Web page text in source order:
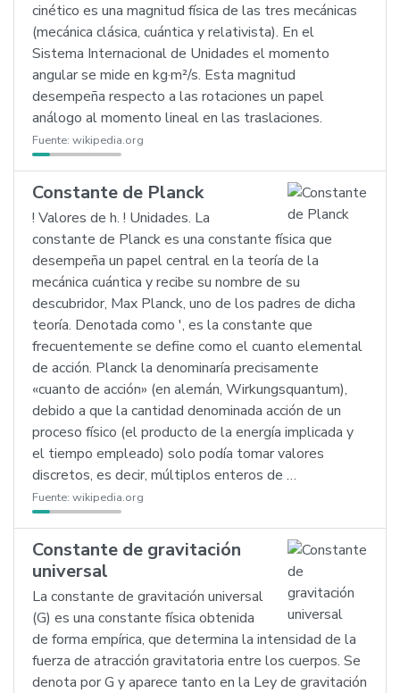
cinético es una magnitud física de las tres mecánicas
(mecánica clásica, cuántica y relativista). En el
Sistema Internacional de Unidades el momento
angular se mide en kg·m²/s. Esta magnitud
desempeña respecto a las rotaciones un papel
análogo al momento lineal en las traslaciones.
Fuente: wikipedia.org
Constante de Planck
! Valores de h. ! Unidades. La
constante de Planck es una constante física que
desempeña un papel central en la teoría de la
mecánica cuántica y recibe su nombre de su
descubridor, Max Planck, uno de los padres de dicha
teoría. Denotada como ', es la constante que
frecuentemente se define como el cuanto elemental
de acción. Planck la denominaría precisamente
«cuanto de acción» (en alemán, Wirkungsquantum),
debido a que la cantidad denominada acción de un
proceso físico (el producto de la energía implicada y
el tiempo empleado) solo podía tomar valores
discretos, es decir, múltiplos enteros de …
Fuente: wikipedia.org
Constante de gravitación
universal
La constante de gravitación universal
(G) es una constante física obtenida
de forma empírica, que determina la intensidad de la
fuerza de atracción gravitatoria entre los cuerpos. Se
denota por G y aparece tanto en la Ley de gravitación